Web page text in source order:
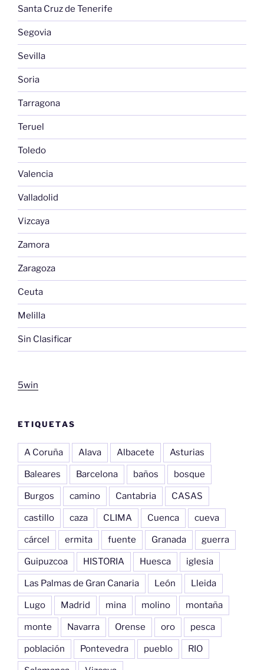
Santa Cruz de Tenerife
Segovia
Sevilla
Soria
Tarragona
Teruel
Toledo
Valencia
Valladolid
Vizcaya
Zamora
Zaragoza
Ceuta
Melilla
Sin Clasificar
5win
ETIQUETAS
A Coruña Alava Albacete Asturias
Baleares Barcelona baños bosque
Burgos camino Cantabria CASAS
castillo caza CLIMA Cuenca cueva
cárcel ermita fuente Granada guerra
Guipuzcoa HISTORIA Huesca iglesia
Las Palmas de Gran Canaria León Lleida
Lugo Madrid mina molino montaña
monte Navarra Orense oro pesca
población Pontevedra pueblo RIO